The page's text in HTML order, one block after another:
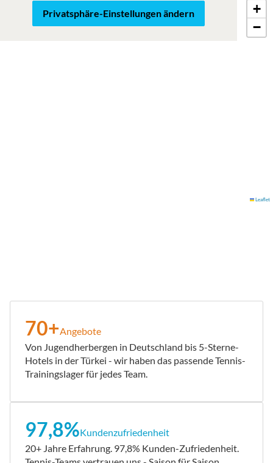
Roadmap Satellit
+
−
Leaflet
Privatsphäre-Einstellungen ändern
70+Angebote
Von Jugendherbergen in Deutschland bis 5-Sterne-
Hotels in der Türkei - wir haben das passende Tennis-
Trainingslager für jedes Team.
97,8%Kundenzufriedenheit
20+ Jahre Erfahrung. 97,8% Kunden-Zufriedenheit.